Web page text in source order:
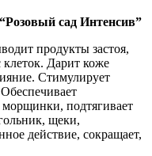
сад Интенсив”
продукты застоя,
клеток. Дарит коже
Стимулирует
подтягивает
щеки,
действие, сокращает,